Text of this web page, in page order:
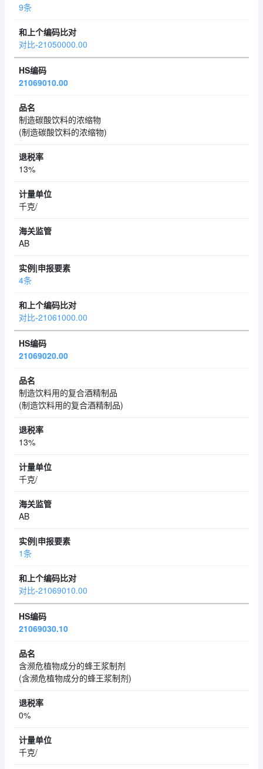
9条
对比-21050000.00
21069010.00
制造碳酸饮料的浓缩物
(制造碳酸饮料的浓缩物)
13%
千克/
AB
4条
对比-21061000.00
21069020.00
制造饮料用的复合酒精制品
(制造饮料用的复合酒精制品)
13%
千克/
AB
1条
对比-21069010.00
21069030.10
含濒危植物成分的蜂王浆制剂
(含濒危植物成分的蜂王浆制剂)
0%
千克/